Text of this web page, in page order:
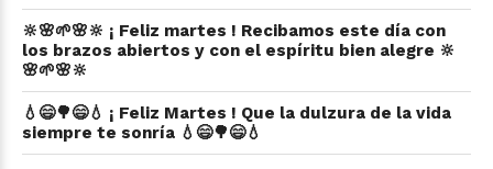
🔆🌸🌱🌸🔆 ¡ Feliz martes ! Recibamos este día con
los brazos abiertos y con el espíritu bien alegre 🔆
🌸🌱🌸🔆
💧😄🌳😄💧 ¡ Feliz Martes ! Que la dulzura de la vida
siempre te sonría 💧😄🌳😄💧